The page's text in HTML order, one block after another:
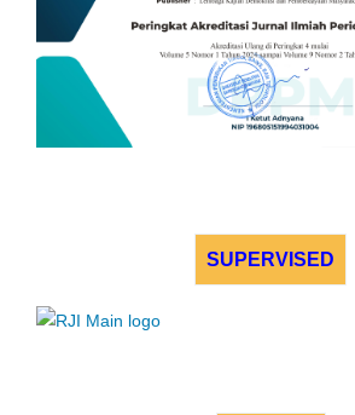
SUPERVISED